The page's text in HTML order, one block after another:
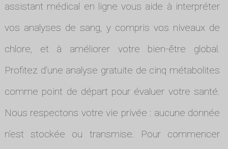
assistant médical en ligne vous aide à interpréter
vos analyses de sang, y compris vos niveaux de
chlore, et à améliorer votre bien-être global.
Profitez d'une analyse gratuite de cinq métabolites
comme point de départ pour évaluer votre santé.
Nous respectons votre vie privée : aucune donnée
n'est stockée ou transmise. Pour commencer